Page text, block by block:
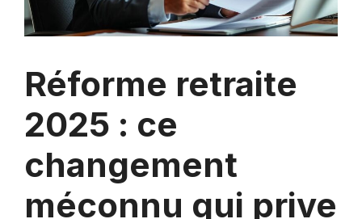
Réforme retraite
2025 : ce
changement
méconnu qui prive